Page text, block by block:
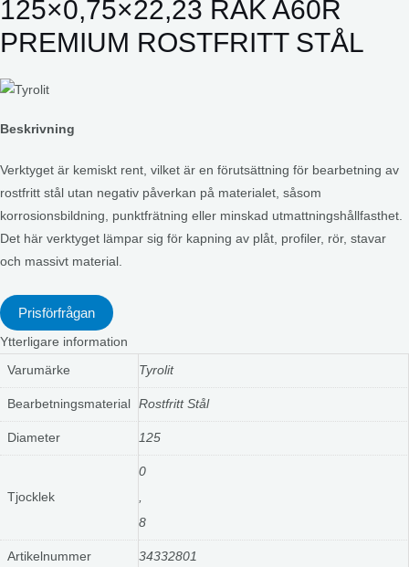
125×0,75×22,23 RAK A60R
PREMIUM ROSTFRITT STÅL
Beskrivning
Verktyget är kemiskt rent, vilket är en förutsättning för bearbetning av
rostfritt stål utan negativ påverkan på materialet, såsom
korrosionsbildning, punktfrätning eller minskad utmattningshållfasthet.
Det här verktyget lämpar sig för kapning av plåt, profiler, rör, stavar
och massivt material.
Prisförfrågan
Ytterligare information
Varumärke Tyrolit
Bearbetningsmaterial Rostfritt Stål
Diameter 125
Tjocklek
0
,
8
Artikelnummer 34332801